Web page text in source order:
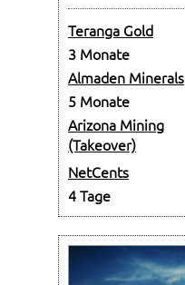
Teranga Gold
3 Monate
Almaden Minerals
5 Monate
Arizona Mining
(Takeover)
NetCents
4 Tage